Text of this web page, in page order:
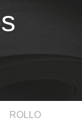
ROLLO